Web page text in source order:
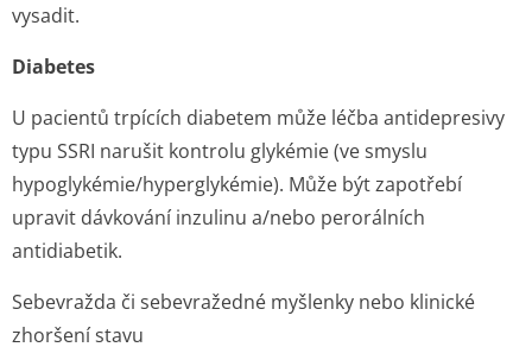
vysadit.
Diabetes
U pacientů trpících diabetem může léčba antidepresivy
typu SSRI narušit kontrolu glykémie (ve smyslu
hypoglykémie/hy­perglykémie). Může být zapotřebí
upravit dávkování inzulinu a/nebo perorálních
antidiabetik.
Sebevražda či sebevražedné myšlenky nebo klinické
zhoršení stavu